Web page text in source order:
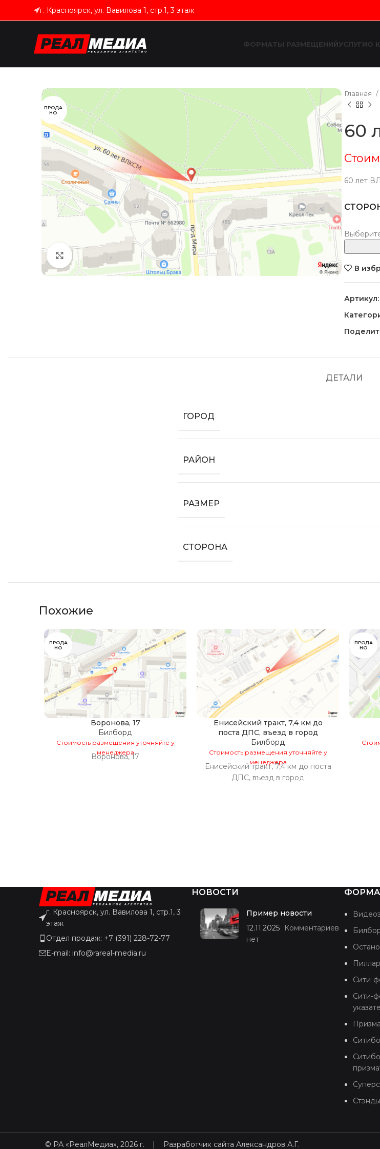
г. Красноярск, ул. Вавилова 1, стр.1, 3 этаж
ФОРМАТЫ РАЗМЕЩЕНИЙУСЛУГИО
ПРОДА
НО
Увеличить
Главная
60
60 лет
В
Артикул:
ДЕТАЛИ
ГОРОД
РАЙОН
РАЗМЕР
СТОРОНА
Похожие
ПРОДА
НО
Воронова, 17
Билборд
Стоимость размещения уточняйте у
менеджера
Воронова, 17
Енисейский тракт, 7,4 км до
поста ДПС, въезд в город
Билборд
Стоимость размещения уточняйте у
менеджера
Енисейский тракт, 7,4 км до поста
ДПС, въезд в город
ПРОДА
НО
г. Красноярск, ул. Вавилова 1, стр.1, 3
этаж
Отдел продаж: +7 (391) 228-72-77
E-mail: info@rareal-media.ru
НОВОСТИ
Пример новости
12.11.2025
Комментариев
нет
Сити-
Сити-
Стэнды
© РА «РеалМедиа», 2026 г. | Разработчик сайта Александров А.Г.